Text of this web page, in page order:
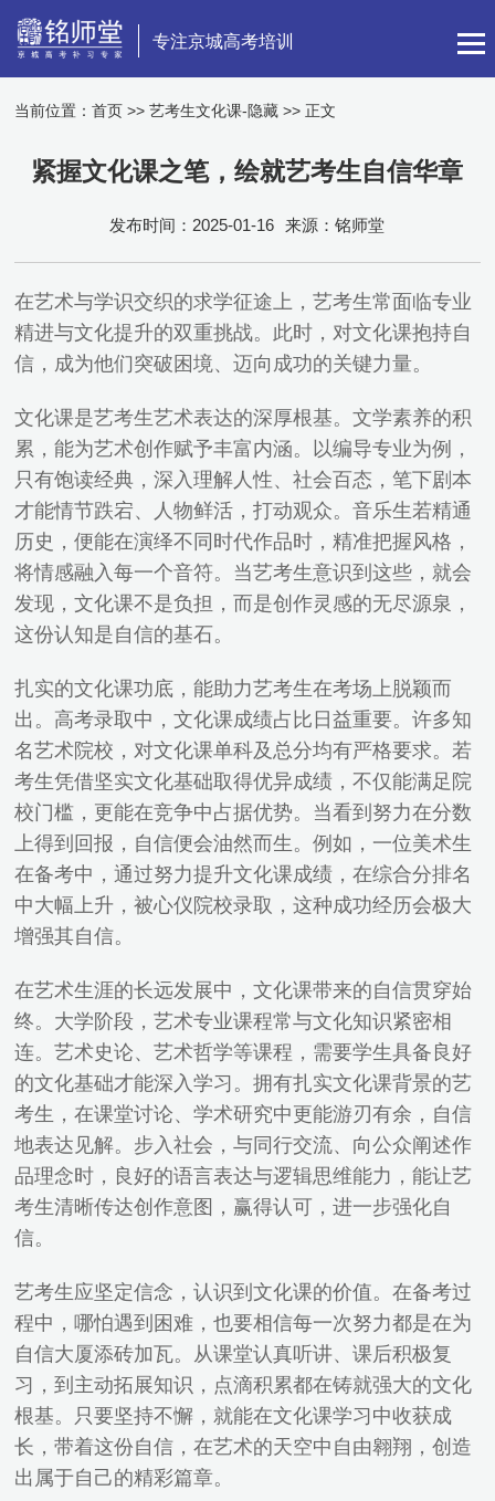
专注京城高考培训
当前位置：首页 >>艺考生文化课-隐藏 >> 正文
紧握文化课之笔，绘就艺考生自信华章
发布时间：2025-01-16 来源：铭师堂
在艺术与学识交织的求学征途上，艺考生常面临专业
精进与文化提升的双重挑战。此时，对文化课抱持自
信，成为他们突破困境、迈向成功的关键力量。
文化课是艺考生艺术表达的深厚根基。文学素养的积
累，能为艺术创作赋予丰富内涵。以编导专业为例，
只有饱读经典，深入理解人性、社会百态，笔下剧本
才能情节跌宕、人物鲜活，打动观众。音乐生若精通
历史，便能在演绎不同时代作品时，精准把握风格，
将情感融入每一个音符。当艺考生意识到这些，就会
发现，文化课不是负担，而是创作灵感的无尽源泉，
这份认知是自信的基石。
扎实的文化课功底，能助力艺考生在考场上脱颖而
出。高考录取中，文化课成绩占比日益重要。许多知
名艺术院校，对文化课单科及总分均有严格要求。若
考生凭借坚实文化基础取得优异成绩，不仅能满足院
校门槛，更能在竞争中占据优势。当看到努力在分数
上得到回报，自信便会油然而生。例如，一位美术生
在备考中，通过努力提升文化课成绩，在综合分排名
中大幅上升，被心仪院校录取，这种成功经历会极大
增强其自信。
在艺术生涯的长远发展中，文化课带来的自信贯穿始
终。大学阶段，艺术专业课程常与文化知识紧密相
连。艺术史论、艺术哲学等课程，需要学生具备良好
的文化基础才能深入学习。拥有扎实文化课背景的艺
考生，在课堂讨论、学术研究中更能游刃有余，自信
地表达见解。步入社会，与同行交流、向公众阐述作
品理念时，良好的语言表达与逻辑思维能力，能让艺
考生清晰传达创作意图，赢得认可，进一步强化自
信。
艺考生应坚定信念，认识到文化课的价值。在备考过
程中，哪怕遇到困难，也要相信每一次努力都是在为
自信大厦添砖加瓦。从课堂认真听讲、课后积极复
习，到主动拓展知识，点滴积累都在铸就强大的文化
根基。只要坚持不懈，就能在文化课学习中收获成
长，带着这份自信，在艺术的天空中自由翱翔，创造
出属于自己的精彩篇章。